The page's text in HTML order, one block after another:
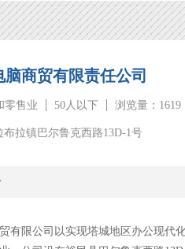
商贸有限责任公司
零售业 50人以下 浏览量：1619
布拉镇巴尔鲁克西路13D-1号
有限公司 以实现塔城地区办公现代